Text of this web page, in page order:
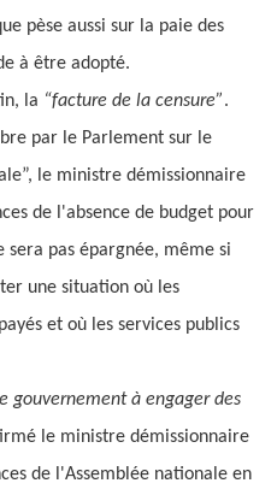
pèse aussi sur la paie des
à être adopté.
la “facture de la censure”.
par le Parlement sur le
le ministre démissionnaire
de l'absence de budget pour
pas épargnée, même si
une situation où les
et où les services publics
gouvernement à engager des
le ministre démissionnaire
de l'Assemblée nationale en